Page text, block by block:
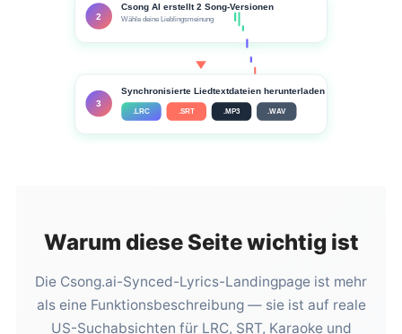
2
Csong AI erstellt 2 Song-Versionen
Wähle deine Lieblingsmeinung
3
Synchronisierte Liedtextdateien herunterladen
.LRC .SRT .MP3 .WAV
Warum diese Seite wichtig ist
Die Csong.ai-Synced-Lyrics-Landingpage ist mehr
als eine Funktionsbeschreibung — sie ist auf reale
US-Suchabsichten für LRC, SRT, Karaoke und